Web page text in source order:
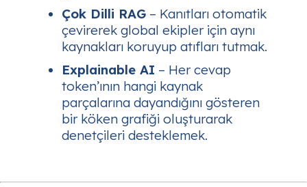
Çok Dilli RAG – Kanıtları otomatik
çevirerek global ekipler için aynı
kaynakları koruyup atıfları tutmak.
Explainable AI – Her cevap
token’ının hangi kaynak
parçalarına dayandığını gösteren
bir köken grafiği oluşturarak
denetçileri desteklemek.